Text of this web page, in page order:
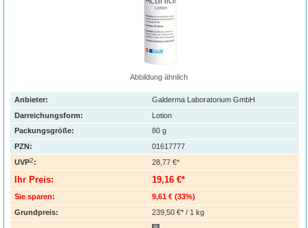
Abbildung ähnlich
Anbieter:
Galderma Laboratorium GmbH
Darreichungsform:
Lotion
Packungsgröße:
80 g
PZN:
01617777
UVP2: 28,77 €*
Ihr Preis: 19,16 €*
Sie sparen: 9,61 € (33%)
Grundpreis:
239,50 €* / 1 kg